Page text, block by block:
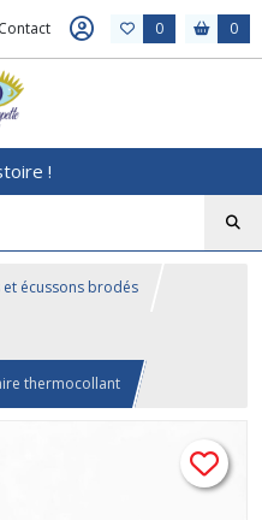
Contact 0 0
!
écussons brodés
thermocollant